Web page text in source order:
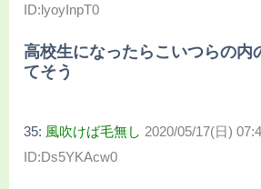
ID:lyoyInpT0
高校生になったらこいつらの内
てそう
35: 風吹けば毛無し 2020/05/17(日)
ID:Ds5YKAcw0